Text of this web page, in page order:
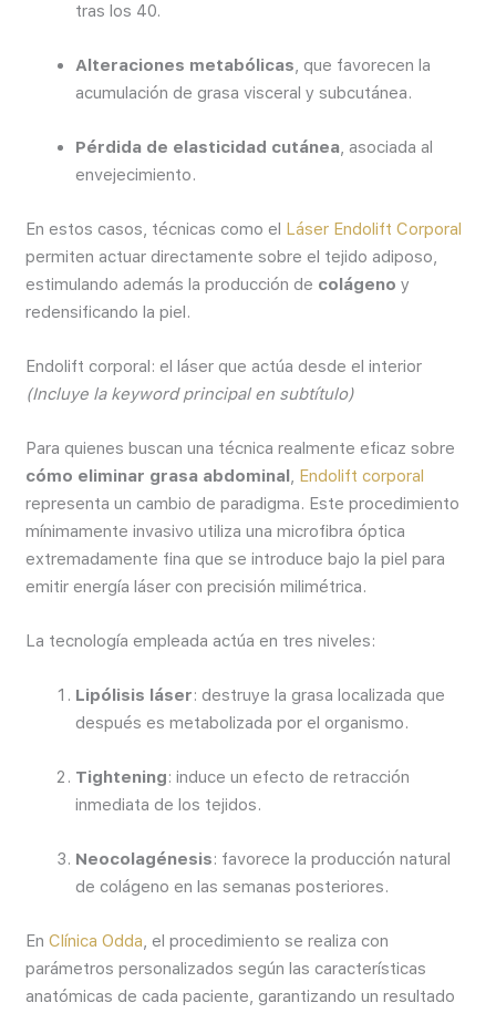
tras los 40.
Alteraciones metabólicas, que favorecen la
acumulación de grasa visceral y subcutánea.
Pérdida de elasticidad cutánea, asociada al
envejecimiento.
En estos casos, técnicas como el
Láser Endolift Corporal
permiten actuar directamente sobre el tejido adiposo,
estimulando además la producción de colágeno y
redensificando la piel.
Endolift corporal: el láser que actúa desde el interior
(Incluye la keyword principal en subtítulo)
Para quienes buscan una técnica realmente eficaz sobre
cómo eliminar grasa abdominal , Endolift corporal
representa un cambio de paradigma. Este procedimiento
mínimamente invasivo utiliza una microfibra óptica
extremadamente fina que se introduce bajo la piel para
emitir energía láser con precisión milimétrica.
La tecnología empleada actúa en tres niveles:
Lipólisis láser: destruye la grasa localizada que
después es metabolizada por el organismo.
Tightening: induce un efecto de retracción
inmediata de los tejidos.
Neocolagénesis: favorece la producción natural
de colágeno en las semanas posteriores.
EnClínica Odda, el procedimiento se realiza con
parámetros personalizados según las características
anatómicas de cada paciente, garantizando un resultado